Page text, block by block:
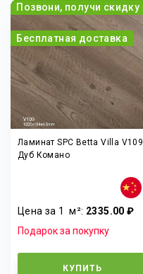
Позвони, получи скидку
Бесплатная доставка
Ламинат SPC Betta Villa V109
Дуб Комано
Цена за 1м²: 2335.00 ₽
Подарок за покупку
КУПИТЬ